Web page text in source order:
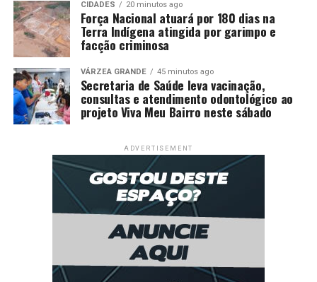
CIDADES 20 minutos ago
Força Nacional atuará por 180 dias na
Terra Indígena atingida por garimpo e
facção criminosa
VÁRZEA GRANDE 45 minutos ago
Secretaria de Saúde leva vacinação,
consultas e atendimento odontológico ao
projeto Viva Meu Bairro neste sábado
ADVERTISEMENT